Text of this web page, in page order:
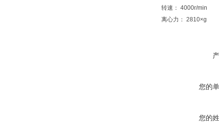
转速： 4000r/min
离心力： 2810×g
您的
您的